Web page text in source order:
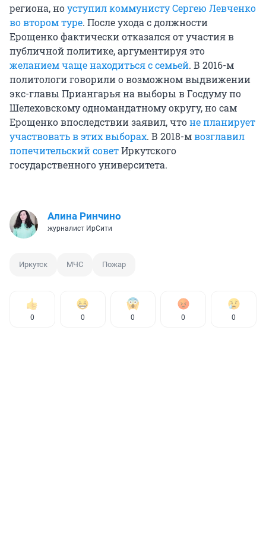
региона, ноуступил коммунисту Сергею Левченко
во втором туре. После ухода с должности
Ерощенко фактически отказался от участия в
публичной политике, аргументируя это
желанием чаще находиться с семьей. В 2016-м
политологи говорили о возможном выдвижении
экс-главы Приангарья на выборы в Госдуму по
Шелеховскому одномандатному округу, но сам
Ерощенко впоследствии заявил, чтоне планирует
участвовать в этих выборах. В 2018-мвозглавил
попечительский советИркутского
государственного университета.
Алина Ринчино
журналист ИрСити
Иркутск МЧС Пожар
0 0 0 0 0